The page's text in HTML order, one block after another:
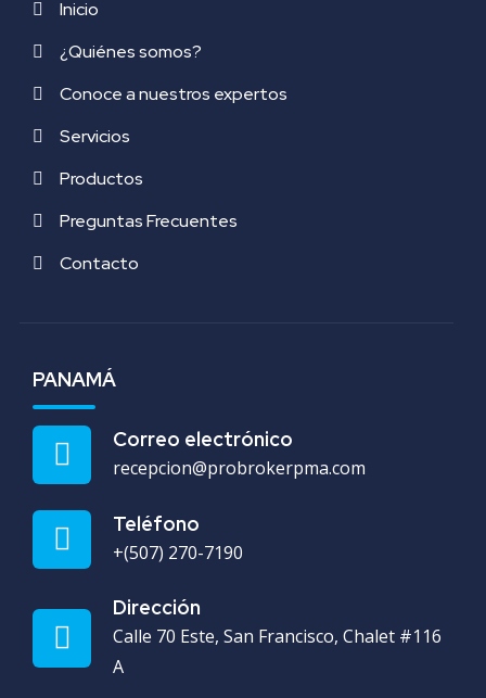
Inicio
¿Quiénes somos?
Conoce a nuestros expertos
Servicios
Productos
Preguntas Frecuentes
Contacto
PANAMÁ
Correo electrónico
recepcion@probrokerpma.com
Teléfono
+(507) 270-7190
Dirección
Calle 70 Este, San Francisco, Chalet #116
A